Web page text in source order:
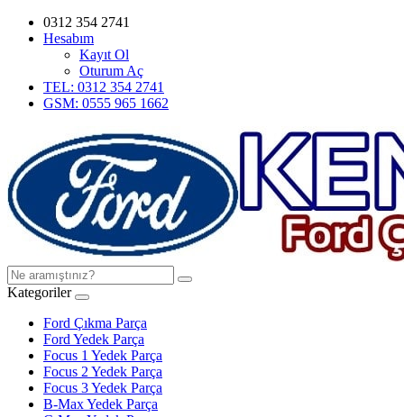
0312 354 2741
Hesabım
Kayıt Ol
Oturum Aç
TEL: 0312 354 2741
GSM: 0555 965 1662
Kategoriler
Ford Çıkma Parça
Ford Yedek Parça
Focus 1 Yedek Parça
Focus 2 Yedek Parça
Focus 3 Yedek Parça
B-Max Yedek Parça